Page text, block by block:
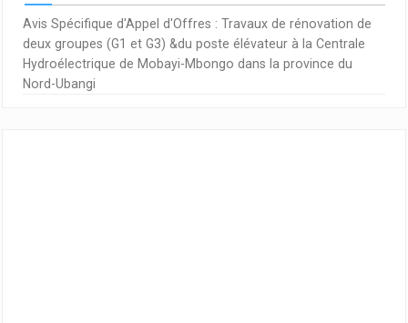
Avis Spécifique d'Appel d'Offres : Travaux de rénovation de
deux groupes (G1 et G3) &du poste élévateur à la Centrale
Hydroélectrique de Mobayi-Mbongo dans la province du
Nord-Ubangi